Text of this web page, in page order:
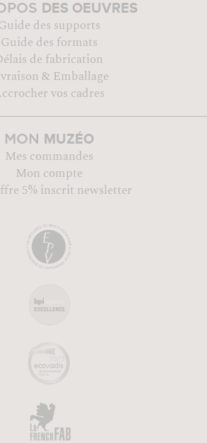
DES OEUVRES
des supports
Guide des formats
de fabrication
& Emballage
vos cadres
MON MUZÉO
Mes commandes
Mon compte
5% inscrit newsletter